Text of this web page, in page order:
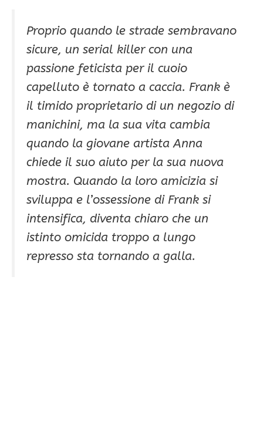
Proprio quando le strade sembravano
sicure, un serial killer con una
passione feticista per il cuoio
capelluto è tornato a caccia. Frank è
il timido proprietario di un negozio di
manichini, ma la sua vita cambia
quando la giovane artista Anna
chiede il suo aiuto per la sua nuova
mostra. Quando la loro amicizia si
sviluppa e l’ossessione di Frank si
intensifica, diventa chiaro che un
istinto omicida troppo a lungo
represso sta tornando a galla.